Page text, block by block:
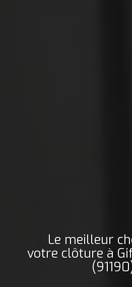
Le meilleur
votre clôture à